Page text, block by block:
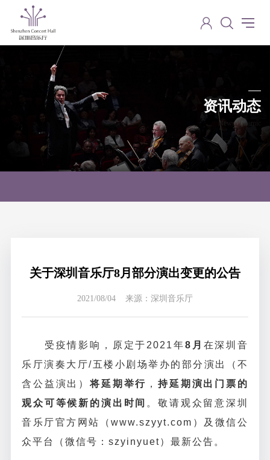
资讯动态
News dynamic
关于深圳音乐厅8月部分演出变更的公告
2021/08/04 来源：深圳音乐厅
受疫情影响， 原定于2021年8月 在深圳音
乐厅演奏大厅/五楼小剧场举办的部分演出（不
含公益演出）将延期举行 ，持延期演出门票的
观众可等候新的演出时间 。敬请观众留意深圳
音乐厅官方网站（www.szyyt.com）及微信公
众平台（微信号：szyinyuet）最新公告。